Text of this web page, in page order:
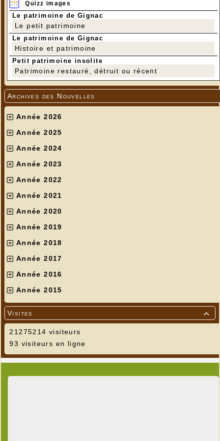
Quizz images
Le patrimoine de Gignac
Le petit patrimoine
Le patrimoine de Gignac
Histoire et patrimoine
Petit patrimoine insolite
Patrimoine restauré, détruit ou récent
Archives des Nouvelles
Année 2026
Année 2025
Année 2024
Année 2023
Année 2022
Année 2021
Année 2020
Année 2019
Année 2018
Année 2017
Année 2016
Année 2015

Visites
21275214 visiteurs
93 visiteurs en ligne